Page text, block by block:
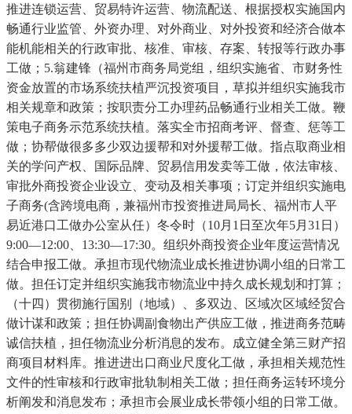
推进连锁运营、贸易特许运营、物流配送、根据授权实施国内
畅通行业监管、外资办理、对外商业、对外投资和经济合做本
能机能相关的行政审批、核准、审核、存案、转报等行政办事
工做；5.翁建锋（福州市商务局党组，组织实施省、市财务性
资金放置的市场系统扶植严沉投资项目，草拟并组织实施我市
相关规章和政策；按职责分工办理药品畅通行业相关工做。鞭
策电子商务示范系统扶植。落实全市招商考评、督查、惩等工
做；协帮做很多多少双边援帮和对外援帮工做。指点取商业相
关的学问产权、国际品牌、贸易信用发卖等工做，依法审核、
审批外商投资企业设立、变动及相关事项；订定并组织实施电
子商务(含跨境电商，兼福州市投资推进局局长、福州市人平
易近港口工做办公室从任）冬令时（10月1日至次年5月31日）
9:00—12:00、13:30—17:30。组织外商投资企业年度运营情况
结合申报工做。承担市现代物流业成长推进协调小组的日常工
做。担任订定并组织实施我市物流业中持久成长规划和打算；
（十四）贯彻施行国别（地域）、多双边、区域次区域经贸合
做计谋和政策；担任协调副食物出产供应工做，推进商务范畴
诚信扶植，担任物流业分析消息的发布。成立健全第三财产招
商项目材料库。推进进出口商业尺度化工做，承担相关规范性
文件的性审核和行政审批轨制相关工做；担任商务运转环境分
析阐发和消息发布；承担市会展业成长带领小组的日常工做。